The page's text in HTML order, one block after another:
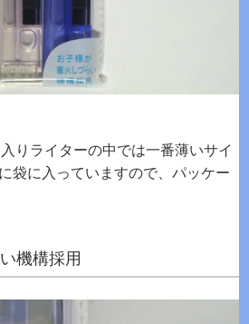
りライターの中では一番薄いサイ
袋に入っていますので、パッケー
機構採用